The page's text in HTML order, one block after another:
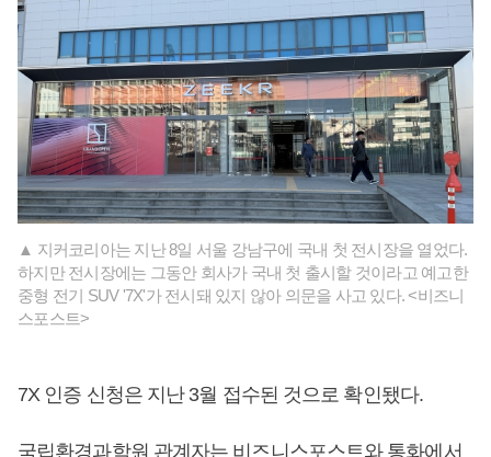
▲ 지커코리아는 지난 8일 서울 강남구에 국내 첫 전시장을 열었다.
하지만 전시장에는 그동안 회사가 국내 첫 출시할 것이라고 예고한
중형 전기 SUV '7X'가 전시돼 있지 않아 의문을 사고 있다. <비즈니
스포스트>
7X 인증 신청은 지난 3월 접수된 것으로 확인됐다.
국립환경과학원 관계자는 비즈니스포스트와 통화에서